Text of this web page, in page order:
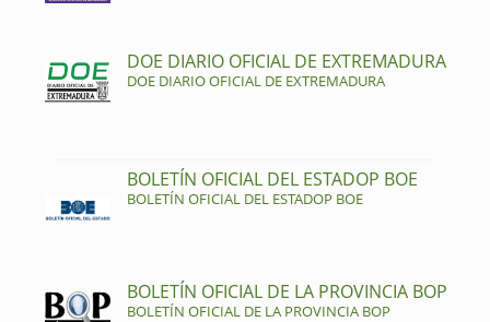
DOE DIARIO OFICIAL DE EXTREMADURA
DOE DIARIO OFICIAL DE EXTREMADURA
BOLETÍN OFICIAL DEL ESTADOP BOE
BOLETÍN OFICIAL DEL ESTADOP BOE
BOLETÍN OFICIAL DE LA PROVINCIA BOP
BOLETÍN OFICIAL DE LA PROVINCIA BOP